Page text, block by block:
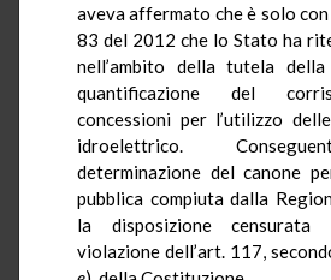
aveva affermato che è solo
83 del 2012 che lo Stato ha
nell’ambito della tutela
quantificazione del
concessioni per l’utilizzo
idroelettrico.
determinazione del canone
pubblica compiuta dalla
la disposizione censurata
violazione dell’art. 117,